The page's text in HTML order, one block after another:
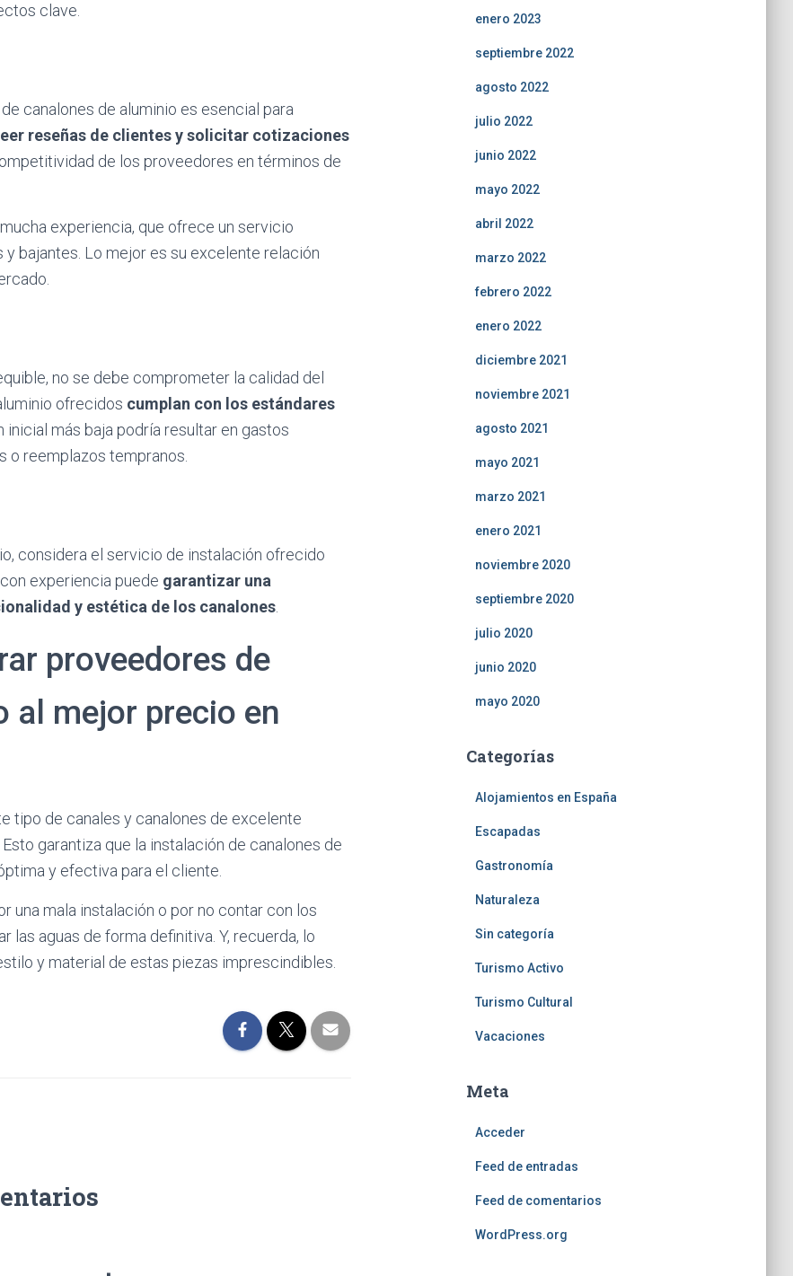
clave.
canalones de aluminio es esencial para
reseñas de clientes y solicitar cotizaciones
de los proveedores en términos de
experiencia, que ofrece un servicio
bajantes. Lo mejor es su excelente relación
no se debe comprometer la calidad del
ofrecidos cumplan con los estándares
inicial más baja podría resultar en gastos
o reemplazos tempranos.
considera el servicio de instalación ofrecido
experiencia puede garantizar una
y estética de los canalones
proveedores de
al mejor precio en
tipo de canales y canalones de excelente
garantiza que la instalación de canalones de
y efectiva para el cliente.
una mala instalación o por no contar con los
las aguas de forma definitiva. Y, recuerda, lo
y material de estas piezas imprescindibles.
enero 2023
septiembre 2022
agosto 2022
julio 2022
junio 2022
mayo 2022
abril 2022
marzo 2022
febrero 2022
enero 2022
diciembre 2021
noviembre 2021
agosto 2021
mayo 2021
marzo 2021
enero 2021
noviembre 2020
septiembre 2020
julio 2020
junio 2020
mayo 2020
Categorías
Alojamientos en España
Escapadas
Gastronomía
Naturaleza
Sin categoría
Turismo Activo
Turismo Cultural
Vacaciones
Meta
Acceder
Feed de entradas
Feed de comentarios
WordPress.org